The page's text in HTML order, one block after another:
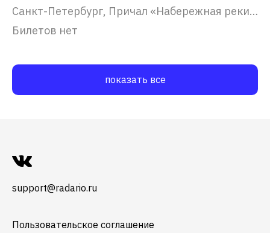
Санкт-Петербург, Причал «Набережная реки Фонтанки, 53»
Билетов нет
показать все
support@radario.ru
Пользовательское соглашение